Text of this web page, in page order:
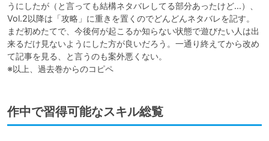
うにしたが（と言っても結構ネタバレしてる部分あったけど…）、
Vol.2以降は「攻略」に重きを置くのでどんどんネタバレを記す。
まだ初めたてで、今後何が起こるか知らない状態で遊びたい人は出
来るだけ見ないようにした方が良いだろう。一通り終えてから改め
て記事を見る、と言うのも案外悪くない。
※以上、過去巻からのコピペ
作中で習得可能なスキル総覧